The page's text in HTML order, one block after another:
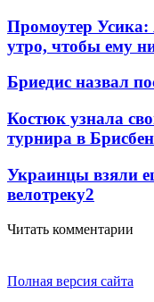
Промоутер Усика:
утро, чтобы ему
Бриедис назвал
Костюк узнала
турнира в
Украинцы взяли
велотреку2
Читать комментарии
Полная версия сайта